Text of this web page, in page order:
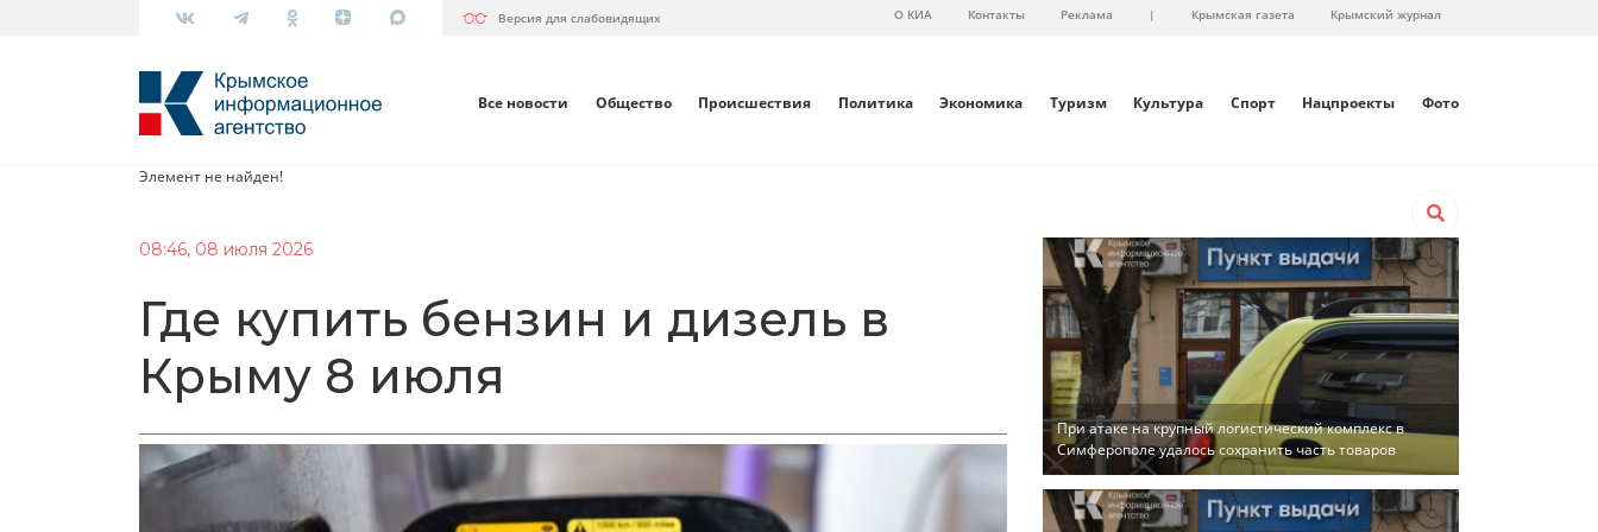
Версия для слабовидящих О КИА Контакты Реклама | Крымская газета Крымский журнал
Все новости Общество Происшествия Политика Экономика Туризм Культура Спорт Нацпроекты Фото
Элемент не найден!
08:46, 08 июля 2026
Где купить бензин и дизель в
Крыму 8 июля
При атаке на крупный логистический комплекс в
Симферополе удалось сохранить часть товаров